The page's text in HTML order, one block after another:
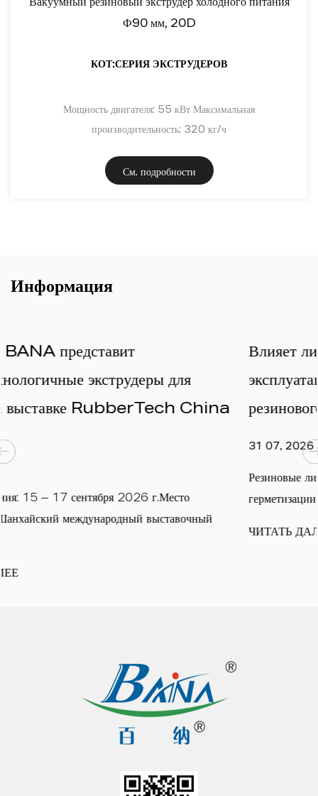
Вакуумный резиновый экструдер холодного питания
Ф90 мм, 20D
КОТ:СЕРИЯ ЭКСТРУДЕРОВ
Мощность двигателя: 55 кВт Максимальная
производительность: 320 кг/ч
См. подробности
Информация
Влияет ли давление прессования на
эксплуатационные характеристики
резинового листа?
Резиновые листы широко используются в
герметизации, виброизоляции, электрозащите, ав......